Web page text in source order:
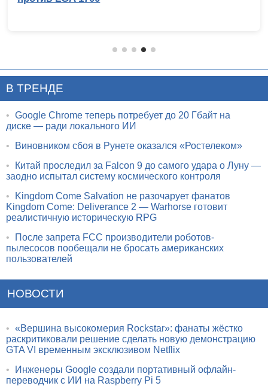
В ТРЕНДЕ
• Google Chrome теперь потребует до 20 Гбайт на
диске — ради локального ИИ
•
Виновником сбоя в Рунете оказался «Ростелеком»
•
Китай проследил за Falcon 9 до самого удара о Луну —
заодно испытал систему космического контроля
•
Kingdom Come Salvation не разочарует фанатов
Kingdom Come: Deliverance 2 — Warhorse готовит
реалистичную историческую RPG
•
После запрета FCC производители роботов-
пылесосов пообещали не бросать американских
пользователей
НОВОСТИ
• «Вершина высокомерия Rockstar»: фанаты жёстко
раскритиковали решение сделать новую демонстрацию
GTA VI временным эксклюзивом Netflix
•
Инженеры Google создали портативный офлайн-
переводчик с ИИ на Raspberry Pi 5